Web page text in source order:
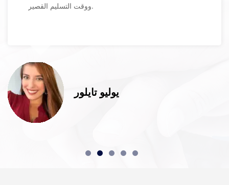
ووقت التسليم القصير.
يوليو تايلور